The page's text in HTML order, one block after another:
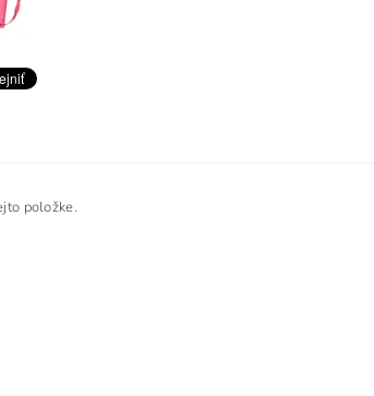
položke.